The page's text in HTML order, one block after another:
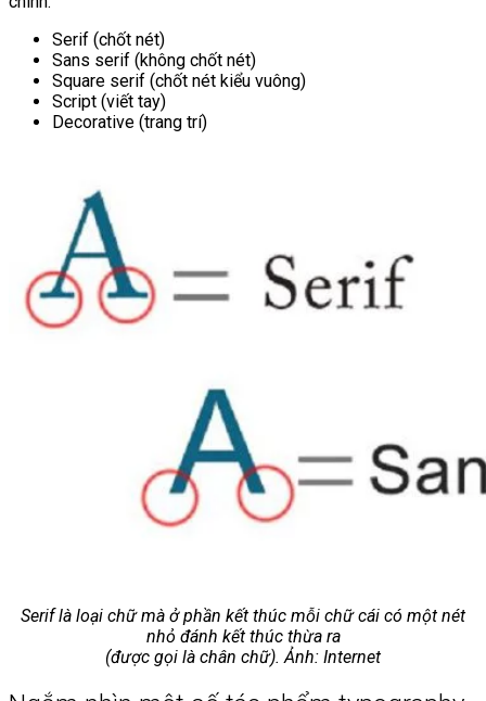
Serif (chốt nét)
Sans serif (không chốt nét)
Square serif (chốt nét kiểu vuông)
Script (viết tay)
Decorative (trang trí)
Serif là loại chữ mà ở phần kết thúc mỗi chữ cái có một nét
nhỏ đánh kết thúc thừa ra
(được gọi là chân chữ). Ảnh: Internet